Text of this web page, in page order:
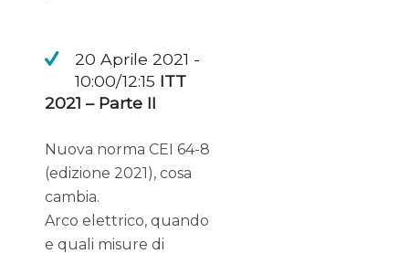
20 Aprile 2021 -
10:00/12:15 ITT
2021 – Parte II
Nuova norma CEI 64-8
(edizione 2021), cosa
cambia.
Arco elettrico, quando
e quali misure di